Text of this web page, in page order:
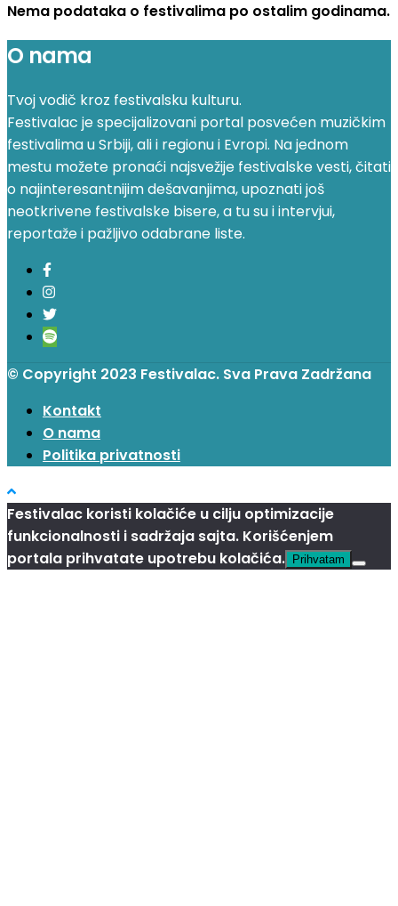
Nema podataka o festivalima po ostalim godinama.
O nama
Tvoj vodič kroz festivalsku kulturu.
Festivalac je specijalizovani portal posvećen muzičkim
festivalima u Srbiji, ali i regionu i Evropi. Na jednom
mestu možete pronaći najsvežije festivalske vesti, čitati
o najinteresantnijim dešavanjima, upoznati još
neotkrivene festivalske bisere, a tu su i intervjui,
reportaže i pažljivo odabrane liste.
© Copyright 2023 Festivalac. Sva Prava Zadržana
Kontakt
O nama
Politika privatnosti
Festivalac koristi kolačiće u cilju optimizacije
funkcionalnosti i sadržaja sajta. Korišćenjem
portala prihvatate upotrebu kolačića.
Prihvatam